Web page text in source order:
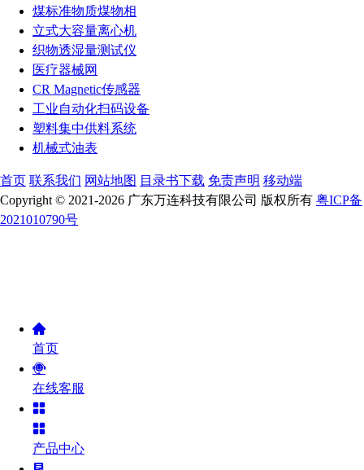
煤标准物质煤物相
立式大容量离心机
织物透湿量测试仪
医疗器械网
CR Magnetic传感器
工业自动化扫码设备
塑料集中供料系统
机械式油表
首页 联系我们 网站地图 目录书下载 免责声明 移动端
Copyright © 2021-2026 广东万连科技有限公司 版权所有 粤ICP备
2021010790号
首页
在线客服
产品中心